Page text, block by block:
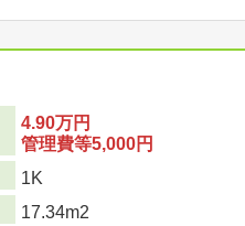
4.90万円
管理費等5,000円
1K
17.34m2